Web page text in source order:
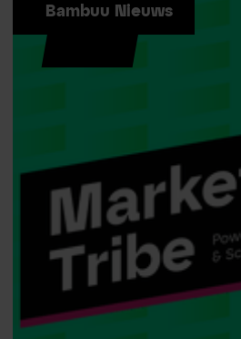
Bambuu Nieuws